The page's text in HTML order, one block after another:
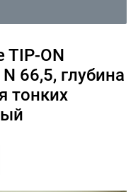
TIP-ON
66,5, глубина
тонких